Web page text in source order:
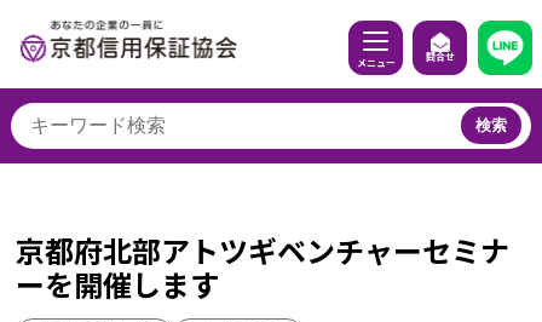
検索
京都府北部アトツギベンチャーセミナ
ーを開催します
メニュー
問合せ